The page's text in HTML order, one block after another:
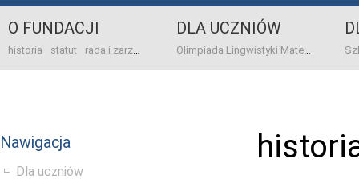
O FUNDACJI
historia statut rada i zarząd dane bankowo-adresowe kontakt
DLA UCZNIÓW
Olimpiada Lingwistyki Matematycznej
Nawigacja
Dla uczniów